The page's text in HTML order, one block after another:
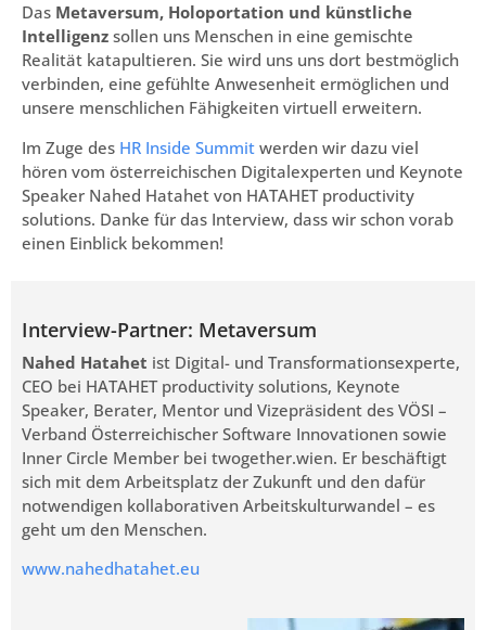
Das Metaversum, Holoportation und künstliche
Intelligenz sollen uns Menschen in eine gemischte
Realität katapultieren. Sie wird uns uns dort bestmöglich
verbinden, eine gefühlte Anwesenheit ermöglichen und
unsere menschlichen Fähigkeiten virtuell erweitern.
Im Zuge des HR Inside Summit werden wir dazu viel
hören vom österreichischen Digitalexperten und Keynote
Speaker Nahed Hatahet von HATAHET productivity
solutions. Danke für das Interview, dass wir schon vorab
einen Einblick bekommen!
Interview-Partner: Metaversum
Nahed Hatahet ist Digital- und Transformationsexperte,
CEO bei HATAHET productivity solutions, Keynote
Speaker, Berater, Mentor und Vizepräsident des VÖSI –
Verband Österreichischer Software Innovationen sowie
Inner Circle Member bei twogether.wien. Er beschäftigt
sich mit dem Arbeitsplatz der Zukunft und den dafür
notwendigen kollaborativen Arbeitskulturwandel – es
geht um den Menschen.
www.nahedhatahet.eu